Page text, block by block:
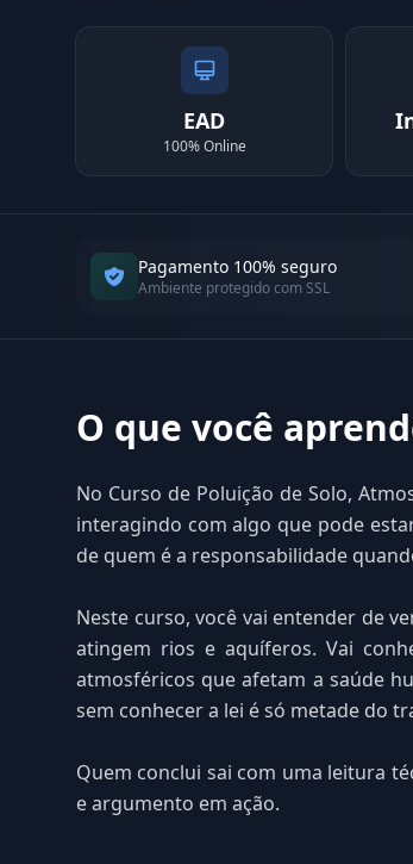
EAD
100% Online
Pagamento 100% seguro
Ambiente protegido com SSL
O que você
No Curso de Poluição de Solo,
interagindo com algo que pode
de quem é a responsabilidade
Neste curso, você vai entender de
atingem rios e aquíferos. Vai
atmosféricos que afetam a saúde
sem conhecer a lei é só metade do
Quem conclui sai com uma leitura
e argumento em ação.